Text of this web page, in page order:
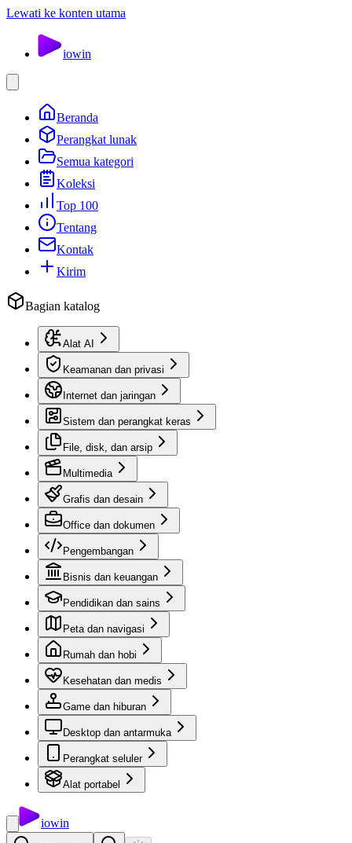
Lewati ke konten utama
iowin
Beranda
Perangkat lunak
Semua kategori
Koleksi
Top 100
Tentang
Kontak
Kirim
Bagian katalog
Alat AI
Keamanan dan privasi
Internet dan jaringan
Sistem dan perangkat keras
File, disk, dan arsip
Multimedia
Grafis dan desain
Office dan dokumen
Pengembangan
Bisnis dan keuangan
Pendidikan dan sains
Peta dan navigasi
Rumah dan hobi
Kesehatan dan medis
Game dan hiburan
Desktop dan antarmuka
Perangkat seluler
Alat portabel
iowin